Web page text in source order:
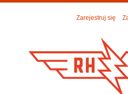
Zarejestruj się